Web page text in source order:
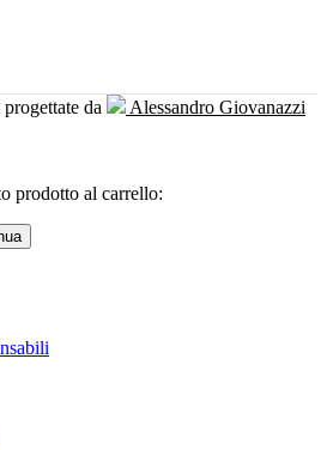
da
Alessandro Giovanazzi
prodotto al carrello: